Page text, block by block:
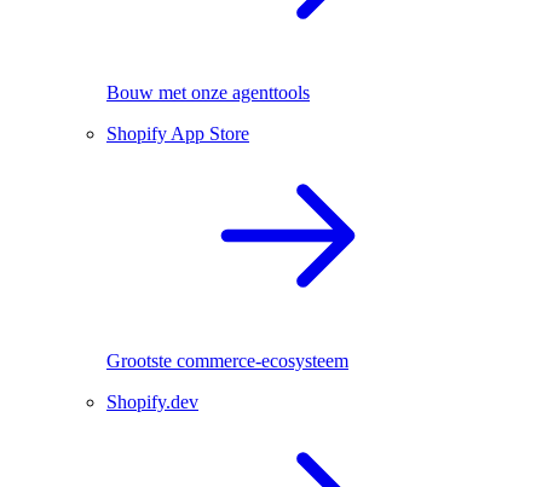
Bouw met onze agenttools
Shopify App Store
Grootste commerce-ecosysteem
Shopify.dev